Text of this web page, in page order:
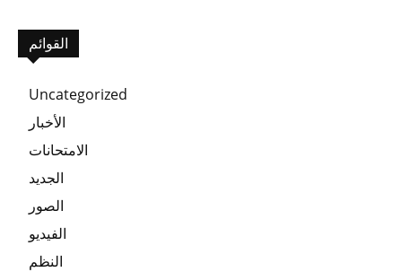
القوائم
Uncategorized
الأخبار
الامتحانات
الجديد
الصور
الفيديو
النظم